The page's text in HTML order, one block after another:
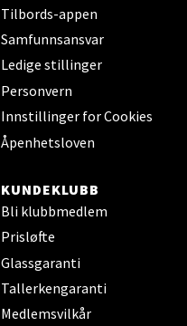
Tilbords-appen
Samfunnsansvar
Ledige stillinger
Personvern
Innstillinger for Cookies
Åpenhetsloven
KUNDEKLUBB
Bli klubbmedlem
Prisløfte
Glassgaranti
Tallerkengaranti
Medlemsvilkår